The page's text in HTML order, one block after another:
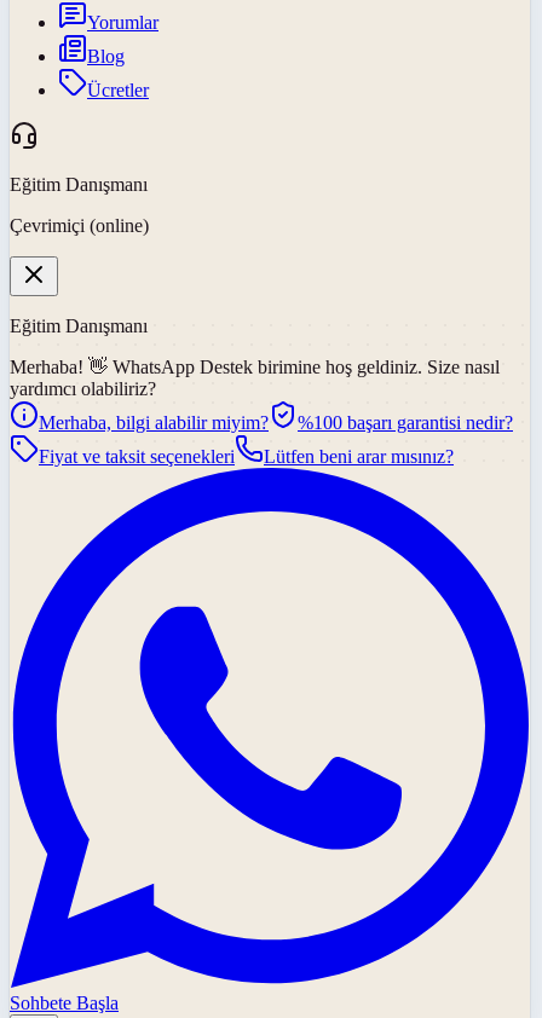
Yorumlar
Blog
Ücretler
Eğitim Danışmanı
Çevrimiçi (online)
Eğitim Danışmanı
Merhaba! 👋 WhatsApp Destek birimine hoş geldiniz. Size nasıl
yardımcı olabiliriz?
Merhaba, bilgi alabilir miyim?
%100 başarı garantisi nedir?
Fiyat ve taksit seçenekleri
Lütfen beni arar mısınız?
Sohbete Başla